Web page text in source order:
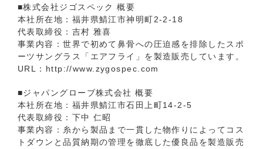
■株式会社ジゴスペック 概要
本社所在地：福井県鯖江市神明町2-2-18
代表取締役：吉村 雅喜
事業内容：世界で初めて鼻骨への圧迫感を排除したスポ
ーツサングラス「エアフライ」を製造販売しています。
URL： http://www.zygospec.com
■ジャパングローブ株式会社 概要
本社所在地：福井県鯖江市石田上町14-2-5
代表取締役：下中 仁昭
事業内容：糸から製品まで一貫した物作りによってコス
トダウンと品質納期の管理を徹底した優良品を製造販売